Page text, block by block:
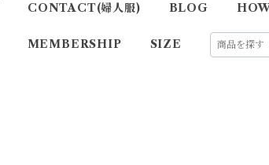
CONTACT(婦人服) BLOG
MEMBERSHIP SIZE